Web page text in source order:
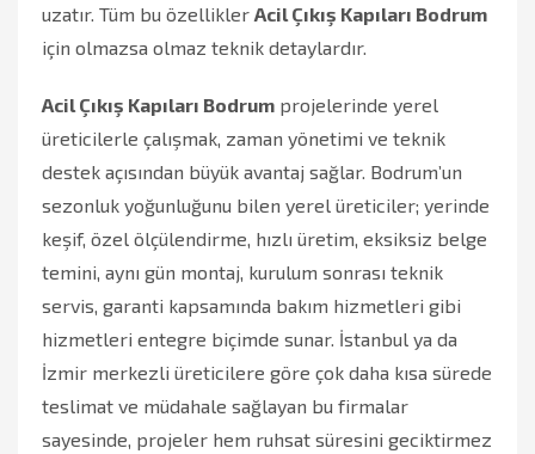
uzatır. Tüm bu özellikler Acil Çıkış Kapıları Bodrum
için olmazsa olmaz teknik detaylardır.
Acil Çıkış Kapıları Bodrum projelerinde yerel
üreticilerle çalışmak, zaman yönetimi ve teknik
destek açısından büyük avantaj sağlar. Bodrum’un
sezonluk yoğunluğunu bilen yerel üreticiler; yerinde
keşif, özel ölçülendirme, hızlı üretim, eksiksiz belge
temini, aynı gün montaj, kurulum sonrası teknik
servis, garanti kapsamında bakım hizmetleri gibi
hizmetleri entegre biçimde sunar. İstanbul ya da
İzmir merkezli üreticilere göre çok daha kısa sürede
teslimat ve müdahale sağlayan bu firmalar
sayesinde, projeler hem ruhsat süresini geciktirmez